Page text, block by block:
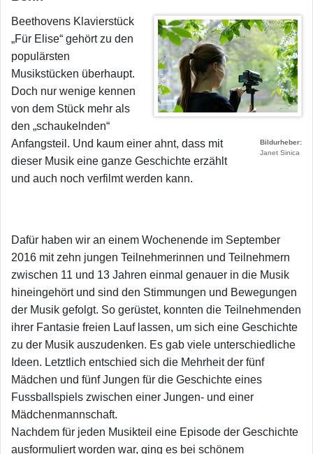
Bildurheber
Janet Sinica
Beethovens Klavierstück
„Für Elise“ gehört zu den
populärsten
Musikstücken überhaupt.
Doch nur wenige kennen
von dem Stück mehr als
den „schaukelnden“
Anfangsteil. Und kaum einer ahnt, dass mit
dieser Musik eine ganze Geschichte erzählt
und auch noch verfilmt werden kann.
Dafür haben wir an einem Wochenende im September
2016 mit zehn jungen Teilnehmerinnen und Teilnehmern
zwischen 11 und 13 Jahren einmal genauer in die Musik
hineingehört und sind den Stimmungen und Bewegungen
der Musik gefolgt. So gerüstet, konnten die Teilnehmenden
ihrer Fantasie freien Lauf lassen, um sich eine Geschichte
zu der Musik auszudenken. Es gab viele unterschiedliche
Ideen. Letztlich entschied sich die Mehrheit der fünf
Mädchen und fünf Jungen für die Geschichte eines
Fussballspiels zwischen einer Jungen- und einer
Mädchenmannschaft.
Nachdem für jeden Musikteil eine Episode der Geschichte
ausformuliert worden war, ging es bei schönem